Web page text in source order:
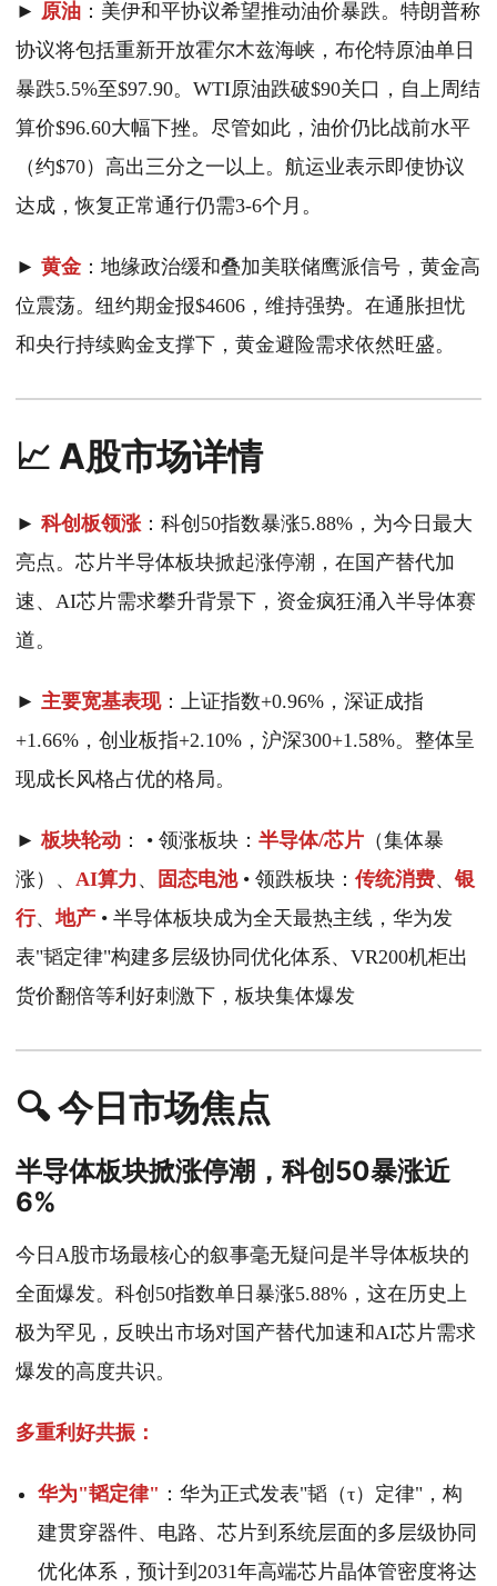
► 原油 ：美伊和平协议希望推动油价暴跌。特朗普称
协议将包括重新开放霍尔木兹海峡，布伦特原油单日
暴跌5.5%至$97.90。WTI原油跌破$90关口，自上周结
算价$96.60大幅下挫。尽管如此，油价仍比战前水平
（约$70）高出三分之一以上。航运业表示即使协议
达成，恢复正常通行仍需3-6个月。
► 黄金 ：地缘政治缓和叠加美联储鹰派信号，黄金高
位震荡。纽约期金报$4606，维持强势。在通胀担忧
和央行持续购金支撑下，黄金避险需求依然旺盛。
📈 A股市场详情
► 科创板领涨 ：科创50指数暴涨5.88%，为今日最大
亮点。芯片半导体板块掀起涨停潮，在国产替代加
速、AI芯片需求攀升背景下，资金疯狂涌入半导体赛
道。
► 主要宽基表现：上证指数+0.96%，深证成指
+1.66%，创业板指+2.10%，沪深300+1.58%。整体呈
现成长风格占优的格局。
►板块轮动 ： • 领涨板块： 半导体/芯片 （集体暴
涨）、 AI算力 、 固态电池• 领跌板块： 传统消费、银
行、地产 • 半导体板块成为全天最热主线，华为发
表"韬定律"构建多层级协同优化体系、VR200机柜出
货价翻倍等利好刺激下，板块集体爆发
🔍 今日市场焦点
半导体板块掀涨停潮，科创50暴涨近
6%
今日A股市场最核心的叙事毫无疑问是半导体板块的
全面爆发。科创50指数单日暴涨5.88%，这在历史上
极为罕见，反映出市场对国产替代加速和AI芯片需求
爆发的高度共识。
多重利好共振：
华为"韬定律" ：华为正式发表"韬（τ）定律"，构
建贯穿器件、电路、芯片到系统层面的多层级协同
优化体系，预计到2031年高端芯片晶体管密度将达